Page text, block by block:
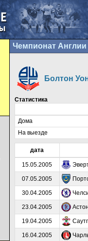
Чемпионат Англии
Болтон
Статистика
Дома
На выезде
дата
15.05.2005
07.05.2005
30.04.2005
23.04.2005
19.04.2005
16.04.2005